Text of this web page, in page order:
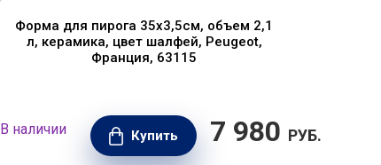
Форма для пирога 35х3,5см, объем 2,1
л, керамика, цвет шалфей, Peugeot,
Франция, 63115
В наличии Купить 7 980 РУБ.